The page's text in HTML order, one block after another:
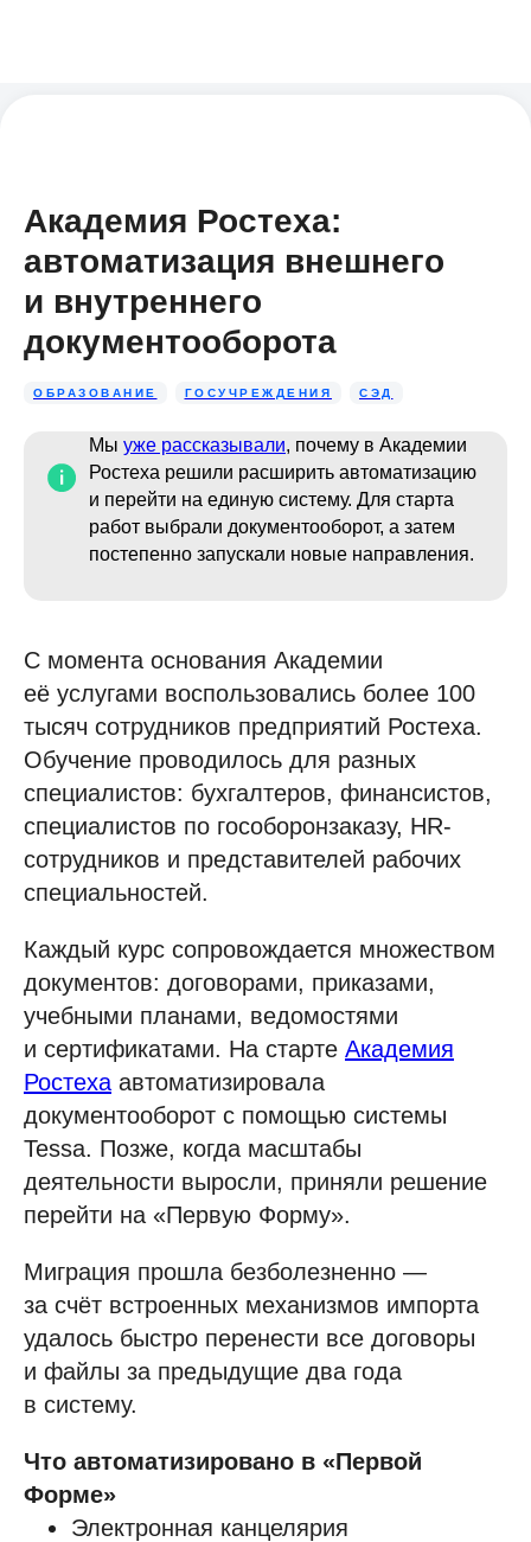
Академия Ростеха:
автоматизация внешнего
и внутреннего
документооборота
ОБРАЗОВАНИЕ ГОСУЧРЕЖДЕНИЯ СЭД
Мы уже рассказывали, почему в Академии
Ростеха решили расширить автоматизацию
и перейти на единую систему. Для старта
работ выбрали документооборот, а затем
постепенно запускали новые направления.
С момента основания Академии
её услугами воспользовались более 100
тысяч сотрудников предприятий Ростеха.
Обучение проводилось для разных
специалистов: бухгалтеров, финансистов,
специалистов по гособоронзаказу, HR-
сотрудников и представителей рабочих
специальностей.
Каждый курс сопровождается множеством
документов: договорами, приказами,
учебными планами, ведомостями
и сертификатами. На старте Академия
Ростеха автоматизировала
документооборот с помощью системы
Tessa. Позже, когда масштабы
деятельности выросли, приняли решение
перейти на «Первую Форму».
Миграция прошла безболезненно —
за счёт встроенных механизмов импорта
удалось быстро перенести все договоры
и файлы за предыдущие два года
в систему.
Что автоматизировано в «Первой
Форме»
Электронная канцелярия